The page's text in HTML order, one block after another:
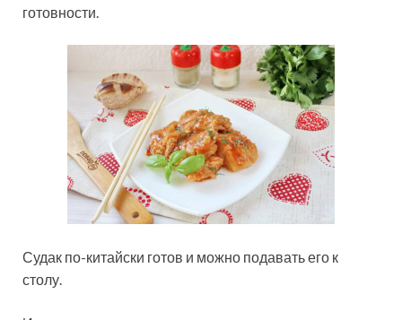
готовности.
Судак по-китайски готов и можно подавать его к
столу.